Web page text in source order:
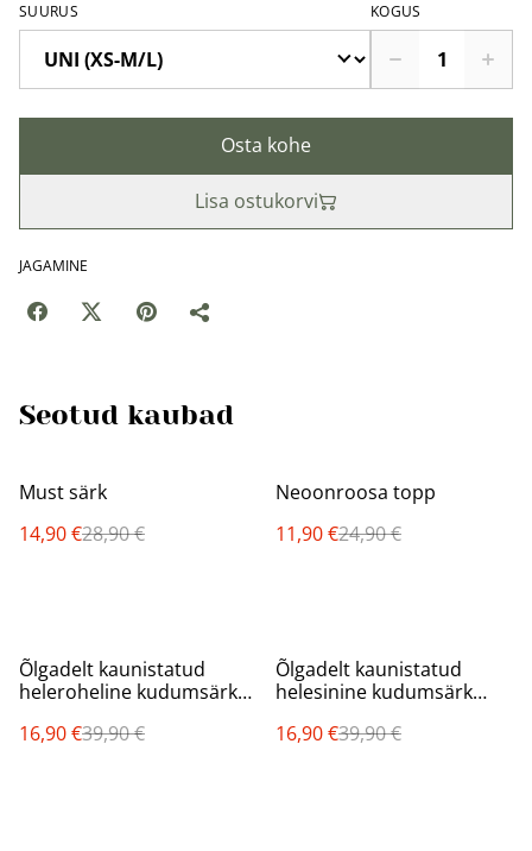
SUURUS KOGUS
Osta kohe
Lisa ostukorvi
JAGAMINE
Seotud kaubad
%
Must särk
14,90 €28,90 €
%
Neoonroosa topp
11,90 €24,90 €
%
Õlgadelt kaunistatud
heleroheline kudumsärk
16,90 €39,90 €
%
Õlgadelt kaunistatud
helesinine kudumsärk
16,90 €39,90 €